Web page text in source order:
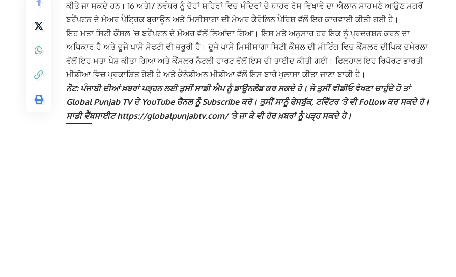
ਕੀਤੇ ਜਾ ਸਕਦੇ ਹਨ। 16 ਅਤੇ17 ਨਵੰਬਰ ਨੂੰ ਦੋਹਾਂ ਸ਼ਹਿਰਾਂ ਵਿਚ ਮੰਦਿਰਾਂ ਦੇ ਬਾਹਰ ਰੋਸ ਵਿਖਾਵੇ ਦਾ ਐਲਾਨ ਸਾਹਮਣੇ ਆਉਣ ਮਗਰੋਂ
ਬਰੈਂਪਟਨ ਦੇ ਮੇਅਰ ਪੈਟ੍ਰਿਕ ਬ੍ਰਾਊਨ ਅਤੇ ਮਿਸੀਸਾਗਾ ਦੀ ਮੇਅਰ ਕੈਰੋਲਿਨ ਪੈਰਿਸ਼ ਵੱਲੋਂ ਇਹ ਕਾਰਵਾਈ ਕੀਤੀ ਗਈ ਹੈ।
ਇਹ ਮਤਾ ਸਿਟੀ ਕੌਂਸਲ ’ਚ ਬਰੈਂਪਟਨ ਦੇ ਮੇਅਰ ਵੱਲੋਂ ਲਿਆਂਦਾ ਗਿਆ। ਇਸ ਮਤੇ ਅਨੁਸਾਰ ਹਰ ਇਕ ਨੂੰ ਪ੍ਰਦਰਸ਼ਨ ਕਰਨ ਦਾ
ਅਧਿਕਾਰ ਹੈ ਅਤੇ ਦੂਜੇ ਪਾਸੇ ਸੇਫਟੀ ਵੀ ਜ਼ਰੂਰੀ ਹੈ। ਦੂਜੇ ਪਾਸੇ ਮਿਸੀਸਾਗਾ ਸਿਟੀ ਕੌਂਸਲ ਦੀ ਮੀਟਿੰਗ ਵਿਚ ਕੌਂਸਲਰ ਦੀਪਿਕ ਦਮੇਰਲਾ
ਵੱਲੋਂ ਇਹ ਮਤਾ ਪੇਸ਼ ਕੀਤਾ ਗਿਆ ਅਤੇ ਕੌਂਸਲਰ ਨੈਟਲੀ ਹਾਰਟ ਵੱਲੋਂ ਇਸ ਦੀ ਤਾਈਦ ਕੀਤੀ ਗਈ। ਫਿਲਹਾਲ ਇਹ ਰਿਪੋਰਟ ਭਾਰਤੀ
ਮੀਡੀਆ ਵਿਚ ਪ੍ਰਕਾਸ਼ਿਤ ਹੋਈ ਹੈ ਅਤੇ ਕੈਨੇਡੀਅਨ ਮੀਡੀਆ ਵੱਲੋਂ ਇਸ ਬਾਰੇ ਖੁਲਾਸਾ ਕੀਤਾ ਜਾਣਾ ਬਾਕੀ ਹੈ।
ਨੋਟ: ਪੰਜਾਬੀ ਦੀਆਂ ਖ਼ਬਰਾਂ ਪੜ੍ਹਨ ਲਈ ਤੁਸੀਂ ਸਾਡੀ ਐਪ ਨੂੰ ਡਾਊਨਲੋਡ ਕਰ ਸਕਦੇ ਹੋ। ਜੇ ਤੁਸੀਂ ਵੀਡੀਓ ਵੇਖਣਾ ਚਾਹੁੰਦੇ ਹੋ ਤਾਂ
Global Punjab TV ਦੇ YouTube ਚੈਨਲ ਨੂੰ Subscribe ਕਰੋ। ਤੁਸੀਂ ਸਾਨੂੰ ਫੇਸਬੁੱਕ, ਟਵਿੱਟਰ ‘ਤੇ ਵੀ Follow ਕਰ ਸਕਦੇ ਹੋ।
ਸਾਡੀ ਵੈੱਬਸਾਈਟ https://globalpunjabtv.com/ ‘ਤੇ ਜਾ ਕੇ ਵੀ ਹੋਰ ਖ਼ਬਰਾਂ ਨੂੰ ਪੜ੍ਹ ਸਕਦੇ ਹੋ।